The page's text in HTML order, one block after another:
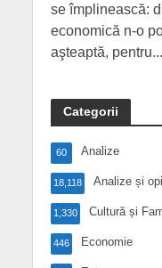
se împlinească:
economică n-o
aşteaptă, pen­tru...
Categorii
Analize
60
Analize și
18,118
Cultură și
1,330
Economie
446